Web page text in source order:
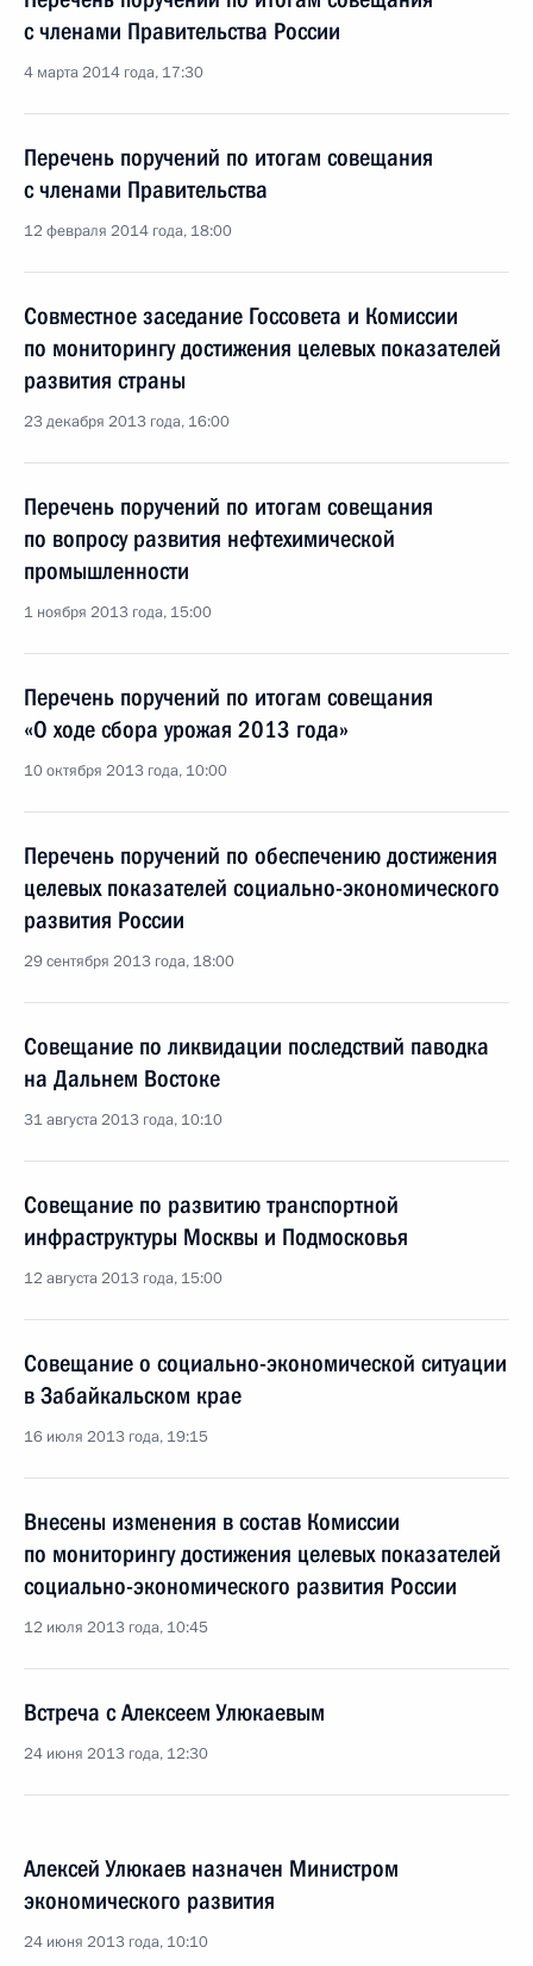
с членами Правительства России
4 марта 2014 года, 17:30
Перечень поручений по итогам совещания
с членами Правительства
12 февраля 2014 года, 18:00
Совместное заседание Госсовета и Комиссии
по мониторингу достижения целевых показателей
развития страны
23 декабря 2013 года, 16:00
Перечень поручений по итогам совещания
по вопросу развития нефтехимической
промышленности
1 ноября 2013 года, 15:00
Перечень поручений по итогам совещания
«О ходе сбора урожая 2013 года»
10 октября 2013 года, 10:00
Перечень поручений по обеспечению достижения
целевых показателей социально-экономического
развития России
29 сентября 2013 года, 18:00
Совещание по ликвидации последствий паводка
на Дальнем Востоке
31 августа 2013 года, 10:10
Совещание по развитию транспортной
инфраструктуры Москвы и Подмосковья
12 августа 2013 года, 15:00
Совещание о социально-экономической ситуации
в Забайкальском крае
16 июля 2013 года, 19:15
Внесены изменения в состав Комиссии
по мониторингу достижения целевых показателей
социально-экономического развития России
12 июля 2013 года, 10:45
Встреча с Алексеем Улюкаевым
24 июня 2013 года, 12:30
Алексей Улюкаев назначен Министром
экономического развития
24 июня 2013 года, 10:10